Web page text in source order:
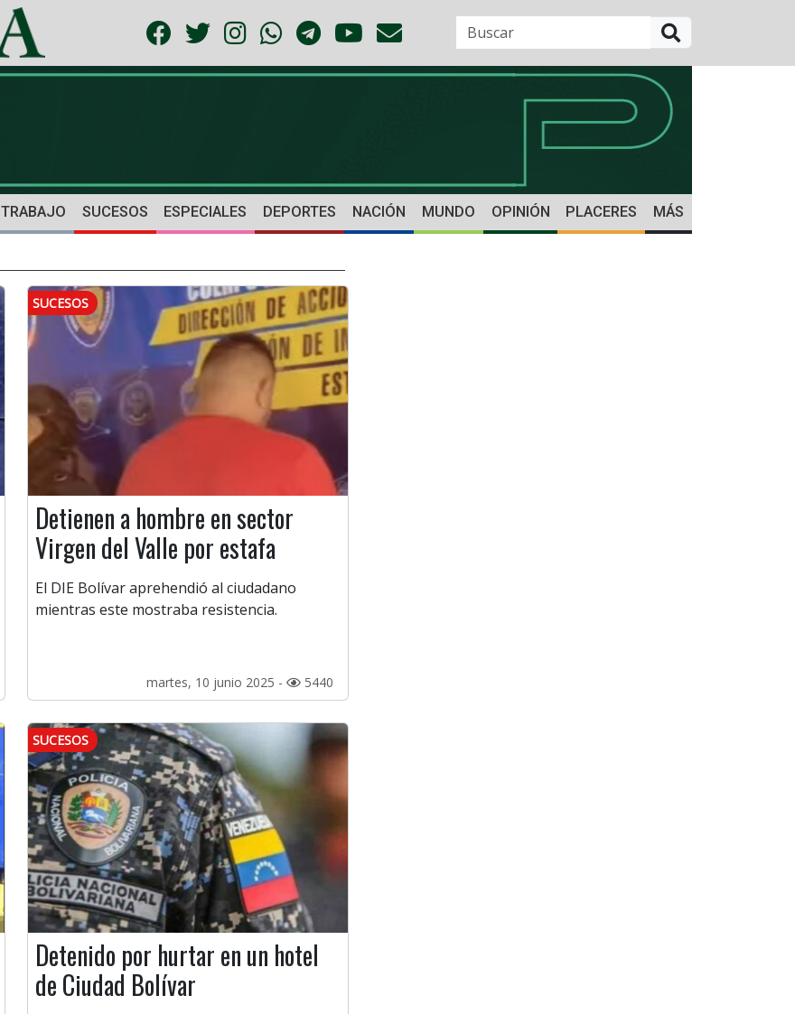
TRABAJO SUCESOS ESPECIALES DEPORTES NACIÓN MUNDO OPINIÓN PLACERES MÁS
SUCESOS
Detienen a hombre en sector
Virgen del Valle por estafa
El DIE Bolívar aprehendió al ciudadano
mientras este mostraba resistencia.
martes, 10 junio 2025 - 5440
SUCESOS
Detenido por hurtar en un hotel
de Ciudad Bolívar